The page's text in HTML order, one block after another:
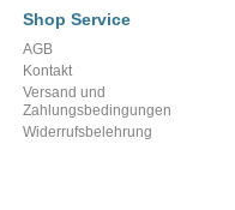
Shop Service
AGB
Kontakt
Versand und
Zahlungsbedingungen
Widerrufsbelehrung